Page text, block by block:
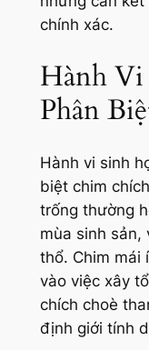
chính xác.
Hành
Phân
Hành vi sinh
biệt chim
trống thường
mùa sinh sản,
thổ. Chim mái
vào việc xây
chích choè
định giới tính